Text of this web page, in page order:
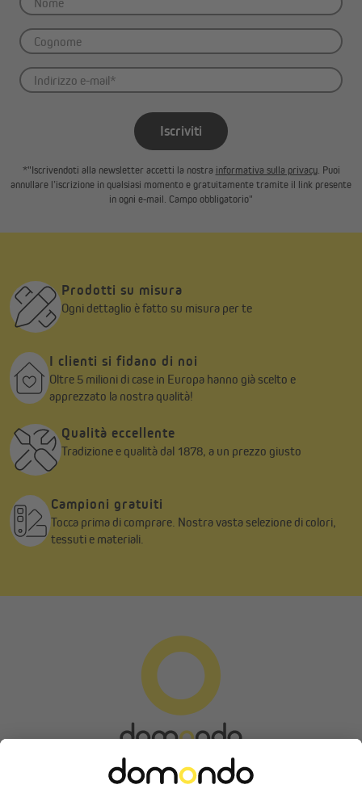
Iscriviti
*"Iscrivendoti alla newsletter accetti la nostra informativa sulla privacy. Puoi
annullare l’iscrizione in qualsiasi momento e gratuitamente tramite il link presente
in ogni e-mail. Campo obbligatorio"
Prodotti su misura
Ogni dettaglio è fatto su misura per te
I clienti si fidano di noi
Oltre 5 milioni di case in Europa hanno già scelto e
apprezzato la nostra qualità!
Qualità eccellente
Tradizione e qualità dal 1878, a un prezzo giusto
Campioni gratuiti
Tocca prima di comprare. Nostra vasta selezione di colori,
tessuti e materiali.